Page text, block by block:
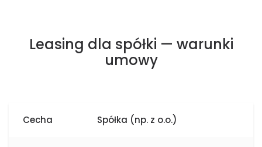
Leasing dla spółki — warunki
umowy
Cecha Spółka (np. z o.o.)